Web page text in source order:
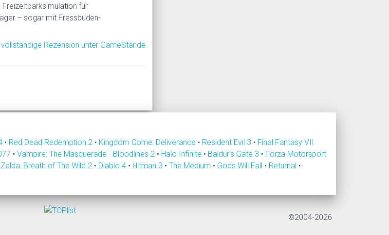
für
– sogar mit Fressbuden-
Rezension unter GameStar.de
• Red Dead Redemption 2 • Kingdom Come: Deliverance • Resident Evil 3 • Final Fantasy VII
• Vampire: The Masquerade - Bloodlines 2 • Halo Infinite • Baldur's Gate 3 • Forza Motorsport
Breath of The Wild 2 • Diablo 4 • Hitman 3 • The Medium • Gods Will Fall • Returnal •
©2004-2026